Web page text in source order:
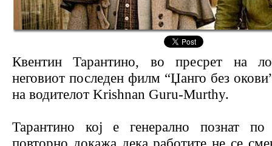
Квентин Тарантино, во пресрет на
неговиот последен филм “Џанго без
на водителот Krishnan Guru-Murthy.
Тарантино кој е генерално познат по